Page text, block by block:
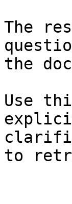
The
the
Use